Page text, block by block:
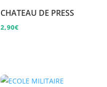
CHATEAU DE PRESS
2,90€